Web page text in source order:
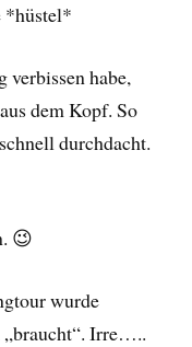
*hüstel*
habe,
dem Kopf. So
durchdacht.
😉
wurde
„braucht“. Irre…..